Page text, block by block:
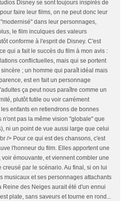
Disney se sont toujours inspirés de
faire leur films, on ne peut donc leur
dans leur personnages,
le film inculques des valeurs
conforme à l'esprit de Disney. C'est
qui a fait le succès du film à mon avis :
conflictuelles, mais qui se portent
; un homme qui paraît idéal mais
est en fait un personnage
ça peut nous paraître comme un
plutôt futile ou voir carrément
enfants en retiendrons de bonnes
n'ont pas la même vision "globale" que
ni un point de vue aussi large que celui
/> Pour ce qui est des chansons, c'est
l'honneur du film. Elles apportent une
émouvante, et viennent combler une
creusé par le scénario. Au final, si on lui
musicaux et ses personnages attachants
Reine des Neiges aurait été d'un ennui
plate, sans saveurs et tourne en rond...